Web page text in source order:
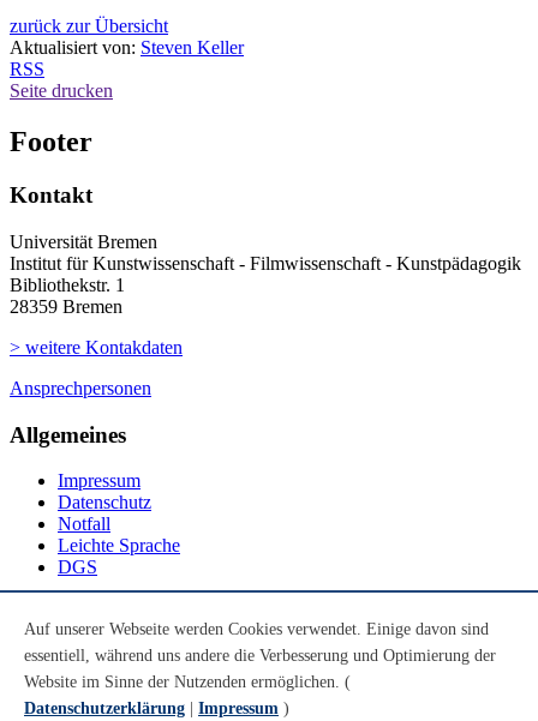
zurück zur Übersicht
Aktualisiert von: Steven Keller
RSS
Seite drucken
Footer
Kontakt
Universität Bremen
Institut für Kunstwissenschaft - Filmwissenschaft - Kunstpädagogik
Bibliothekstr. 1
28359 Bremen
> weitere Kontakdaten
Ansprechpersonen
Allgemeines
Impressum
Datenschutz
Notfall
Leichte Sprache
DGS
Youtube
Instagram
LinkedIn
Auf unserer Webseite werden Cookies verwendet. Einige davon sind
essentiell, während uns andere die Verbesserung und Optimierung der
Website im Sinne der Nutzenden ermöglichen. (
Datenschutzerklärung
Impressum )